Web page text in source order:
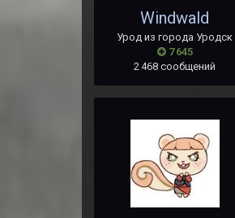
Windwald
Урод из города Уродск
7 645
2 468 сообщений